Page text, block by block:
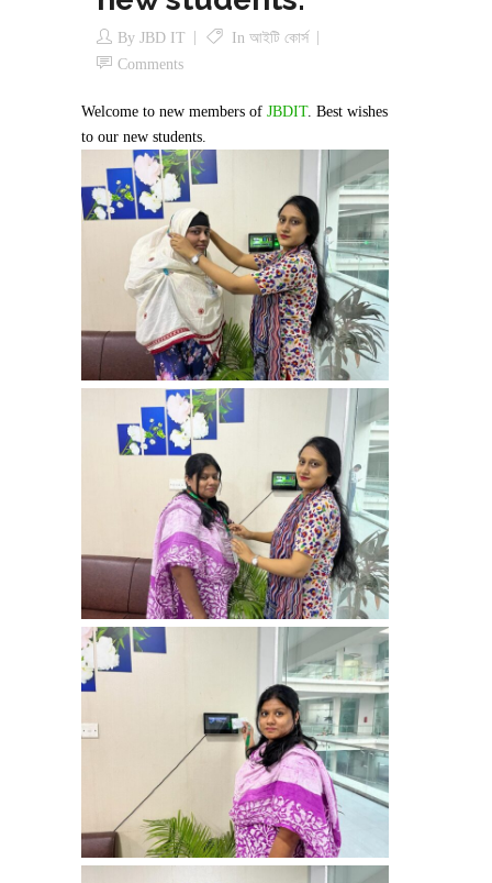
By JBD IT In আইটি কোর্স
Comments
Welcome to new members of JBDIT. Best wishes
to our new students.